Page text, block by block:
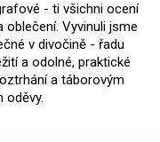
- ti všichni ocení
oblečení. Vyvinuli jsme
v divočině - řadu
a odolné, praktické
a táborovým
oděvy.